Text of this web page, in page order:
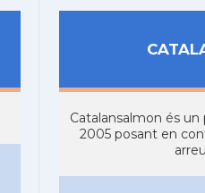
Catalansalmon és
2005 posant en